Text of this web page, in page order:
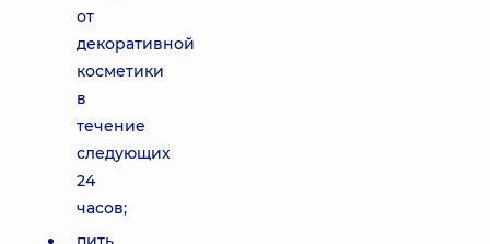
от
декоративной
косметики
в
течение
следующих
24
часов;